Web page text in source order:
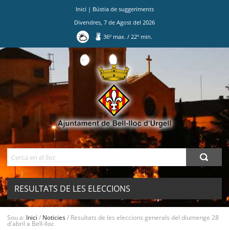
Inici | Bústia de suggeriments
Divendres 7 de Agost del 2026
36º max./ 22º min.
RESULTATS DE LES ELECCIONS
GENERALS DEL DIUMENGE 28 D'ABRIL
Sou a: Inici / Noticies/ Resultats de les eleccions generals del diumenge 28
d'abril a Bell-lloc